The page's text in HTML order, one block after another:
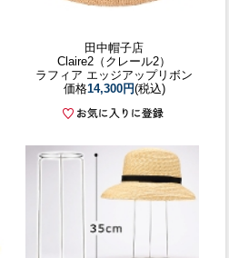
田中帽子店
Claire2（クレール2）
ラフィア エッジアップリボン
価格14,300円(税込)